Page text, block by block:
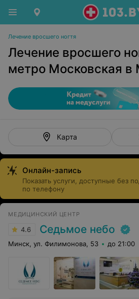
Лечение вросшего ногтя
Лечение вросшего
метро Московская в
Карта
Онлайн-запись
Показать услуги, доступные без
по телефону
МЕДИЦИНСКИЙ ЦЕНТР
4.6 Седьмое небо
Минск, ул. Филимонова, 53 до 21:00